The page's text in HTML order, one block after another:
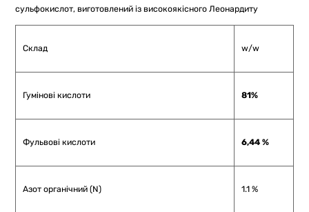
сульфокислот, виготовлений із високоякісного Леонардиту
Склад w/w
Гумінові кислоти 81%
Фульвові кислоти 6,44 %
Азот органічний (N) 1.1 %